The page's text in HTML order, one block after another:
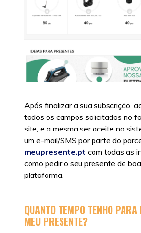
Após finalizar a sua subscrição,
todos os campos solicitados no
site, e a mesma ser aceite no
um e-mail/SMS por parte do
meupresente.pt com todas as
como pedir o seu presente de
plataforma.
QUANTO TEMPO TENHO
MEU PRESENTE?